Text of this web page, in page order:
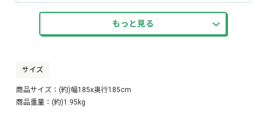
・開封後は新品の為においのする場合があります。時間の経
過により消えていきますのでご安心下さい。気になるようで
したら風通しの良い日陰で干すなどしていただきますようお
願いいたします。
ださい。
もっと見る
サイズ
商品サイズ：(約)幅185x奥行185cm
商品重量：(約)1.95kg